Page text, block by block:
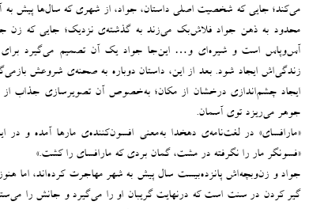
می‌کند؛ جایی که شخصیت اصلی داستان، جواد، از شهری که سال‌ها پیش
محدود به‌ ذهن جواد فلاش‌بک می‌زند به گذشته‌ی نزدیک؛ جایی که زن
آس‌وپاس است و شیره‌ای و… این‌جا جواد یک آن تصمیم می‌گیرد برای
زندگی‌اش ایجاد شود. بعد از این، داستان دوباره به صحنه‌ی شروعش
ایجاد چشم‌اندازی درخشان از مکان؛ به‌خصوص آن تصویرسازی جذاب از
جوهر می‌ریزد توی آسمان.
«مارافسای» در لغت‌نامه‌ی دهخدا به‌معنی افسون‌کننده‌ی مارها آمده‌ و
«فسونگر مار را نگرفته در مشت، گمان بردی که مارافسای را کشت.»
جواد و زن‌و‌بچه‌اش پانزده‌بیست سال پیش به شهر مهاجرت کرده‌اند، اما
گیر کردن در سنت است که درنهایت گریبان او را می‌گیرد و جانش را